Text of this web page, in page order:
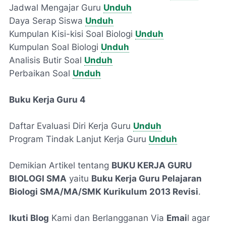
Jadwal Mengajar Guru Unduh
Daya Serap Siswa Unduh
Kumpulan Kisi-kisi Soal Biologi Unduh
Kumpulan Soal Biologi Unduh
Analisis Butir Soal Unduh
Perbaikan Soal Unduh
Buku Kerja Guru 4
Daftar Evaluasi Diri Kerja Guru Unduh
Program Tindak Lanjut Kerja Guru Unduh
Demikian Artikel tentang BUKU KERJA GURU
BIOLOGI SMA yaitu Buku Kerja Guru Pelajaran
Biologi SMA/MA/SMK Kurikulum 2013 Revisi.
Ikuti Blog Kami dan Berlangganan Via Email agar